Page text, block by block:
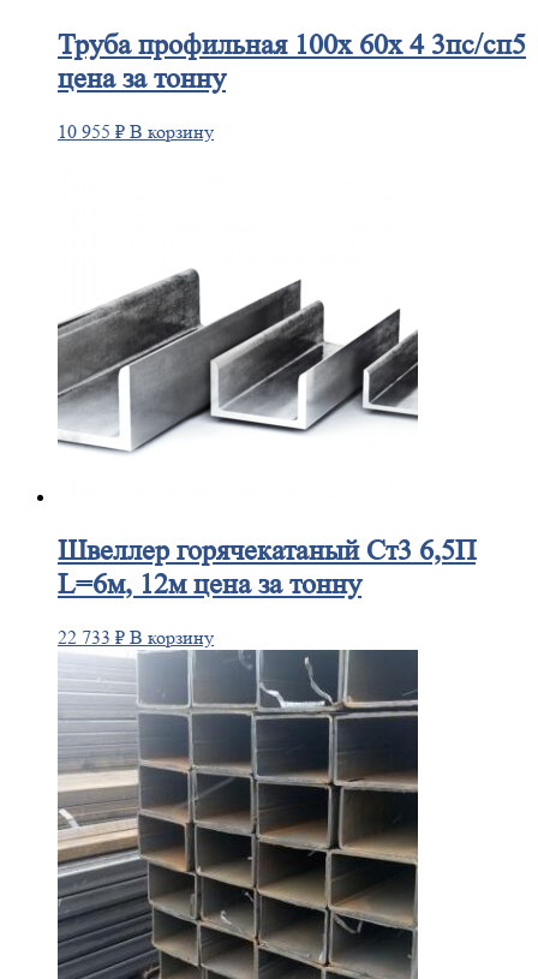
Трубапрофильная 100х 60х 4 3пс/сп5
цена за тонну
10 955 ₽ В корзину
Швеллергорячекатаный Ст3 6,5П
L=6м, 12м цена за тонну
22 733 ₽ В корзину